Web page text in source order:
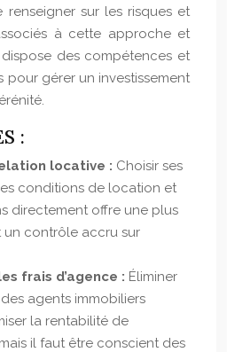
sur les risques et
à cette approche et
dispose des compétences et
pour gérer un investissement
:
locative : Choisir ses
conditions de location et
directement offre une plus
contrôle accru sur
frais d’agence : Éliminer
agents immobiliers
la rentabilité de
mais il faut être conscient des